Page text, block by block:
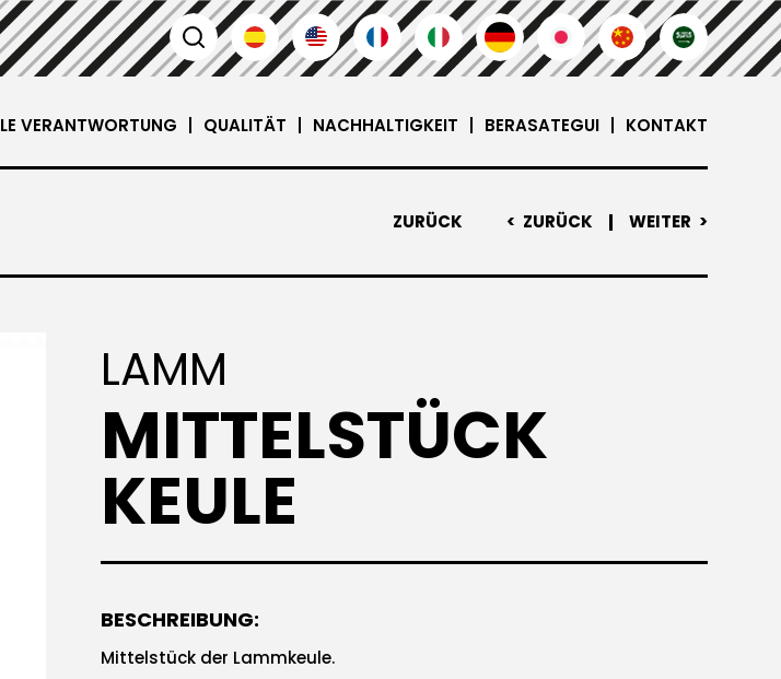
VERANTWORTUNG QUALITÄT NACHHALTIGKEIT BERASATEGUI KONTAKT
ZURÜCK ZURÜCK WEITER
LAMM
MITTELSTÜCK
KEULE
BESCHREIBUNG:
Mittelstück der Lammkeule.